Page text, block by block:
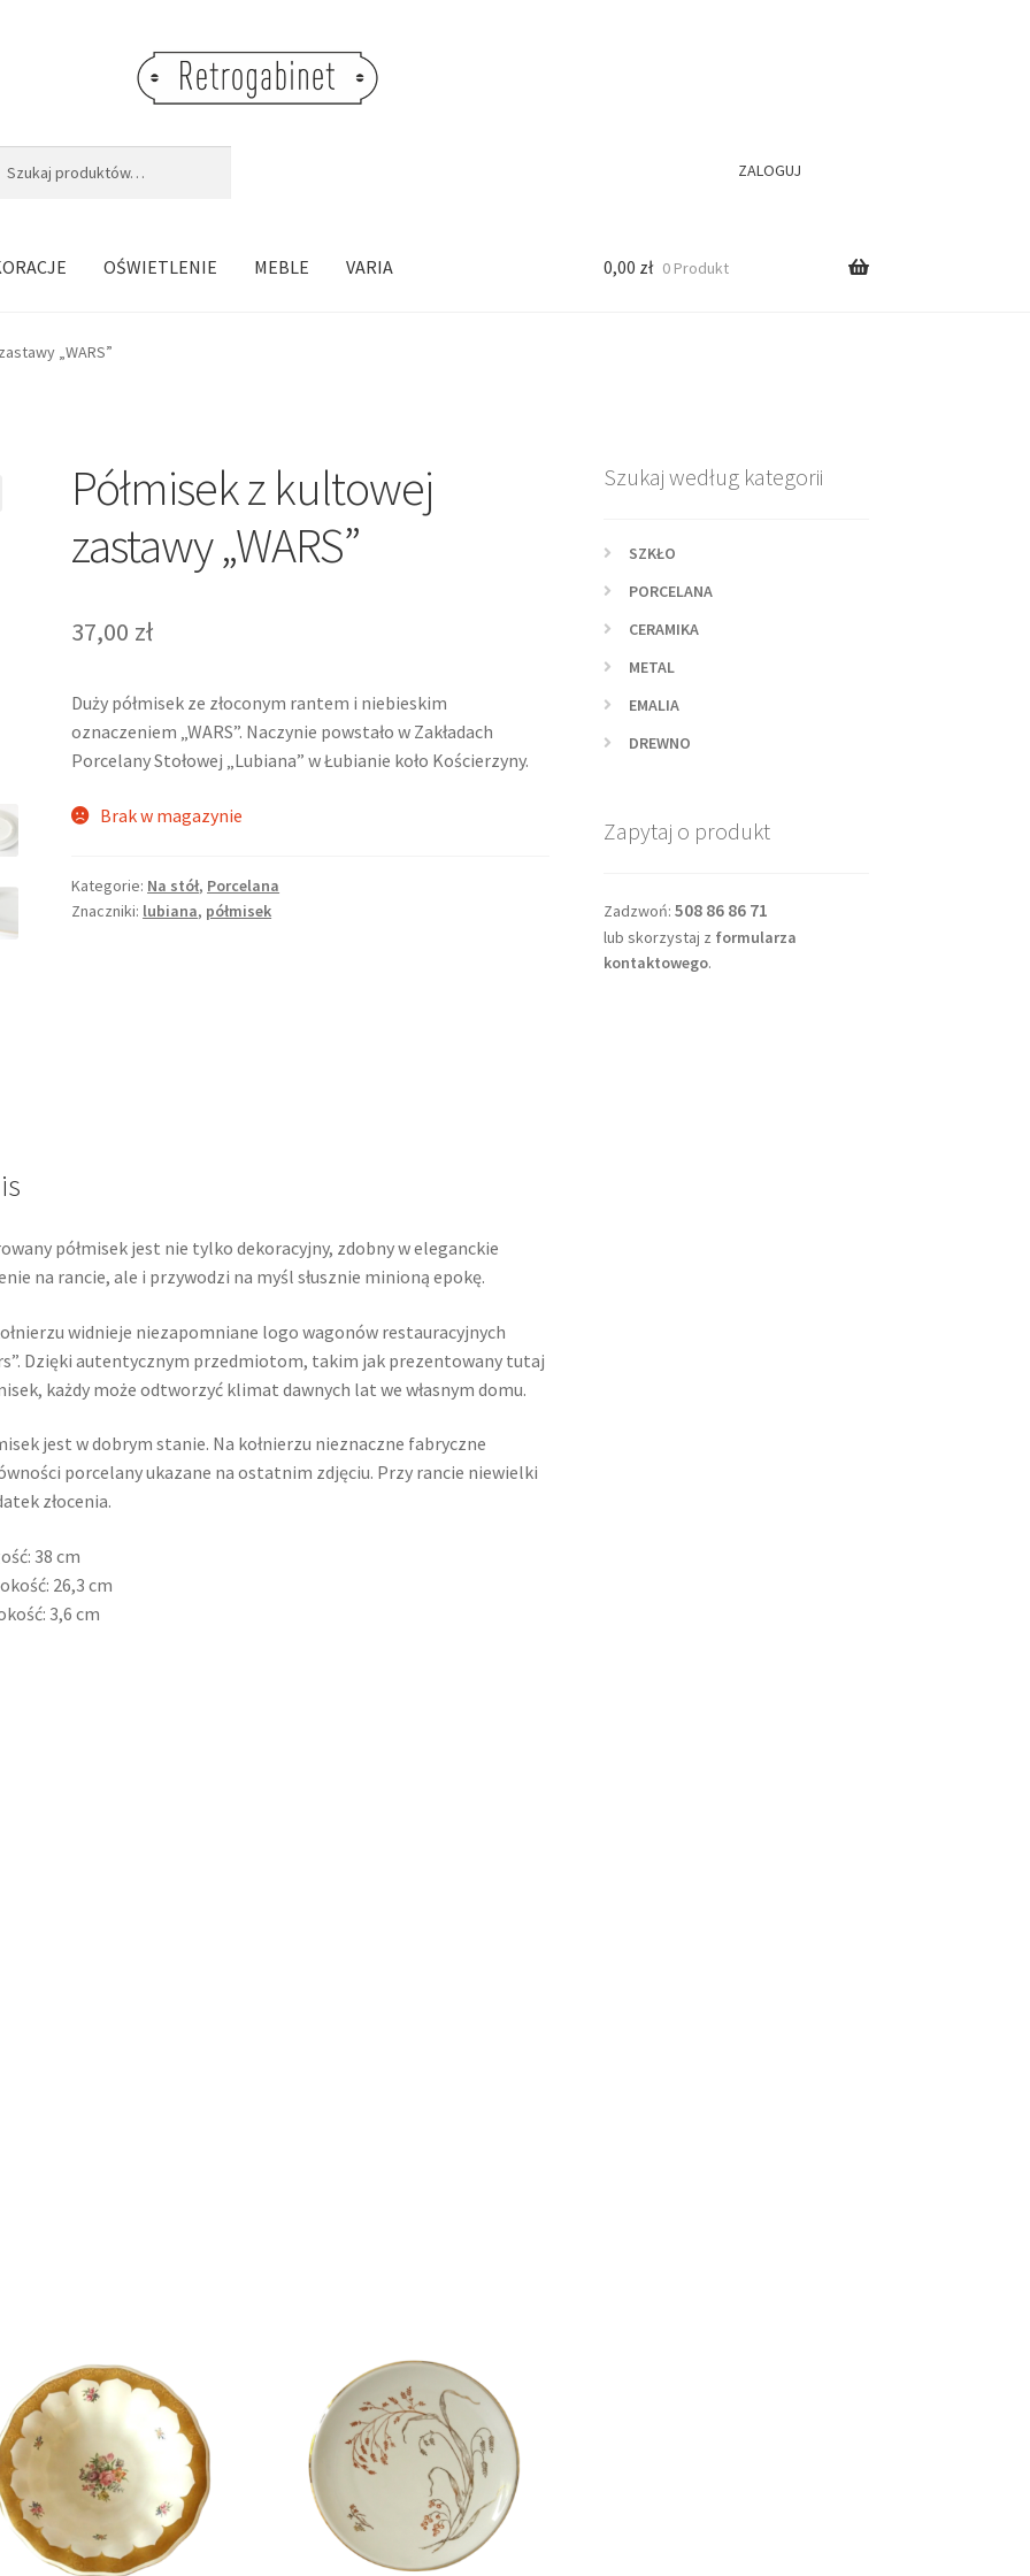
ZALOGUJ
OŚWIETLENIE MEBLE VARIA 0,00 zł 0 Produkt
„WARS”
Półmisek z kultowej
zastawy „WARS”
37,00 zł
Duży półmisek ze złoconym rantem i niebieskim
oznaczeniem „WARS”. Naczynie powstało w Zakładach
Porcelany Stołowej „Lubiana” w Łubianie koło Kościerzyny.
Brak w magazynie
Kategorie: Na stół, Porcelana
Znaczniki: lubiana, półmisek
półmisek jest nie tylko dekoracyjny, zdobny w eleganckie
na rancie, ale i przywodzi na myśl słusznie minioną epokę.
widnieje niezapomniane logo wagonów restauracyjnych
Dzięki autentycznym przedmiotom, takim jak prezentowany tutaj
każdy może odtworzyć klimat dawnych lat we własnym domu.
jest w dobrym stanie. Na kołnierzu nieznaczne fabryczne
porcelany ukazane na ostatnim zdjęciu. Przy rancie niewielki
złocenia.
38 cm
26,3 cm
3,6 cm
Szukaj według kategorii
SZKŁO
PORCELANA
CERAMIKA
METAL
EMALIA
DREWNO
Zapytaj o produkt
Zadzwoń: 508 86 86 71
lub skorzystaj z formularza
kontaktowego.